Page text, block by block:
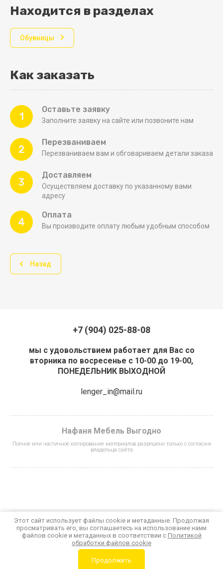
Находится в разделах
Обувницы
Как заказать
1
Оставьте заявку
Заполните заявку на сайте или позвоните нам
2
Перезваниваем
Перезваниваем вам и обговариваем детали заказа
3
Доставляем
Осуществляем доставку по указанному вами
адресу
4
Оплата
Вы производите оплату любым удобным способом
Назад
+7 (904) 025-88-08
мы с удовольствием работает для Вас со
вторника по восресенье с 10-00 до 19-00,
ПОНЕДЕЛЬНИК ВЫХОДНОЙ
lenger_in@mail.ru
Нафаня Мебель Выгодно
Полное или частичное копирование материалов разрешено только с согласия
владельца сайта
© 2023 - 2026 Нафаня Мебель Выгодно
Политика конфиденциальности
Мегагрупп.ру
Этот сайт использует файлы cookie и метаданные. Продолжая
просматривать его, вы соглашаетесь на использование нами
файлов cookie и метаданных в соответствии с Политикой
обработки файлов cookie
Продолжить